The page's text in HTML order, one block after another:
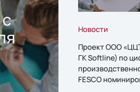
Новости
Проект ООО
ГК Softline) по
FESCO